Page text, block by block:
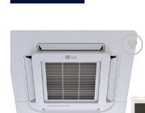
Add to
Wishlist